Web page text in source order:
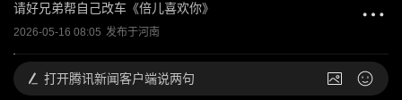
请好兄弟帮自己改车《倍儿喜欢你》
2026-05-16 08:05 发布于河南
打开腾讯新闻客户端说两句